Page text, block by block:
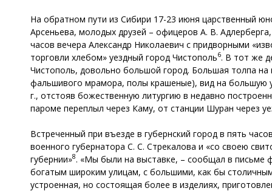
На обратном пути из Сибири 17-23 июня царственный
Арсеньева, молодых друзей – офицеров А. В.
часов вечера Александр Николаевич с придворными
торговли хлебом» уездный город Чистополь6. В тот же
Чистополь, довольно большой город. Большая толпа
фальшивого мрамора, полы крашеные), вид на большую
г., отстояв божественную литургию в недавно
пароме переплыл через Каму, от станции Шуран через
Встреченный при въезде в губернский город в пять
военного губернатора С. С. Стрекалова и «со своею
губернии»8. «Мы были на выставке, – сообщал в письме
богатым широким улицам, с большими, как бы
устроенная, но состоящая более в изделиях,